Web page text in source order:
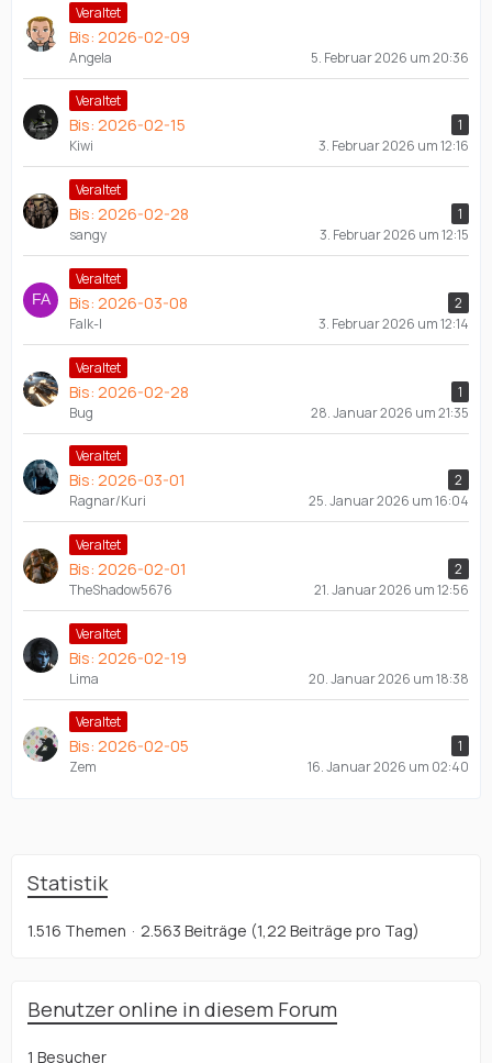
Veraltet
Bis: 2026-02-09
Angela 5. Februar 2026 um 20:36
Veraltet
Bis: 2026-02-15
1
Kiwi
3. Februar 2026 um 12:16
Veraltet
Bis: 2026-02-28
1
sangy
3. Februar 2026 um 12:15
Veraltet
Bis: 2026-03-08
2
Falk-l
3. Februar 2026 um 12:14
Veraltet
Bis: 2026-02-28
1
Bug
28. Januar 2026 um 21:35
Veraltet
Bis: 2026-03-01
2
Ragnar/Kuri
25. Januar 2026 um 16:04
Veraltet
Bis: 2026-02-01
2
TheShadow5676
21. Januar 2026 um 12:56
Veraltet
Bis: 2026-02-19
Lima 20. Januar 2026 um 18:38
Veraltet
Bis: 2026-02-05
1
Zem
16. Januar 2026 um 02:40
Statistik
1.516 Themen 2.563 Beiträge (1,22 Beiträge pro Tag)
Benutzer online in diesem Forum
1 Besucher